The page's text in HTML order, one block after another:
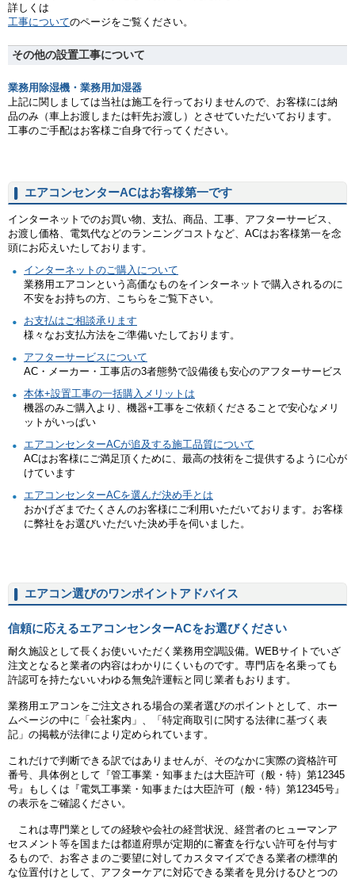
詳しくは
工事についてのページをご覧ください。
その他の設置工事について
業務用除湿機・業務用加湿器
上記に関しましては当社は施工を行っておりませんので、お客様には納
品のみ（車上お渡しまたは軒先お渡し）とさせていただいております。
工事のご手配はお客様ご自身で行ってください。
エアコンセンターACはお客様第一です
インターネットでのお買い物、支払、商品、工事、アフターサービス、
お渡し価格、電気代などのランニングコストなど、ACはお客様第一を念
頭にお応えいたしております。
インターネットのご購入について
業務用エアコンという高価なものをインターネットで購入されるのに
不安をお持ちの方、こちらをご覧下さい。
お支払はご相談承ります
様々なお支払方法をご準備いたしております。
アフターサービスについて
AC・メーカー・工事店の3者態勢で設備後も安心のアフターサービス
本体+設置工事の一括購入メリットは
機器のみご購入より、機器+工事をご依頼くださることで安心なメリ
ットがいっぱい
エアコンセンターACが追及する施工品質について
ACはお客様にご満足頂くために、最高の技術をご提供するように心が
けています
エアコンセンターACを選んだ決め手とは
おかげざまでたくさんのお客様にご利用いただいております。お客様
に弊社をお選びいただいた決め手を伺いました。
エアコン選びのワンポイントアドバイス
信頼に応えるエアコンセンターACをお選びください
耐久施設として長くお使いいただく業務用空調設備。WEBサイトでいざ
注文となると業者の内容はわかりにくいものです。専門店を名乗っても
許認可を持たないいわゆる無免許運転と同じ業者もおります。
業務用エアコンをご注文される場合の業者選びのポイントとして、ホー
ムページの中に「会社案内」、「特定商取引に関する法律に基づく表
記」の掲載が法律により定められています。
これだけで判断できる訳ではありませんが、そのなかに実際の資格許可
番号、具体例として『管工事業・知事または大臣許可（般・特）第12345
号』もしくは『電気工事業・知事または大臣許可（般・特）第12345号』
の表示をご確認ください。
これは専門業としての経験や会社の経営状況、経営者のヒューマンア
セスメント等を国または都道府県が定期的に審査を行ない許可を付与す
るもので、お客さまのご要望に対してカスタマイズできる業者の標準的
な位置付けとして、アフターケアに対応できる業者を見分けるひとつの